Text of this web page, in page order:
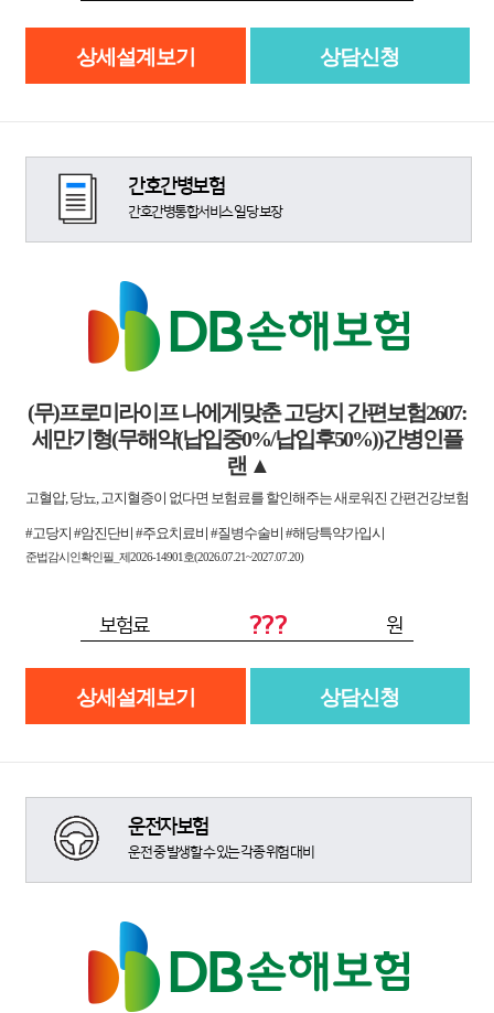
상세설계보기 상담신청
간호간병보험
간호간병통합서비스 일당 보장
(무)프로미라이프 나에게맞춘 고당지 간편보험2607:
세만기형(무해약(납입중0%/납입후50%))간병인플
랜 ▲
고혈압, 당뇨, 고지혈증이 없다면 보험료를 할인해주는 새로워진 간편건강보험
#고당지 #암진단비 #주요치료비 #질병수술비 #해당특약가입시
준법감시인확인필_제2026-14901호(2026.07.21~2027.07.20)
보험료 ??? 원
상세설계보기 상담신청
운전자보험
운전 중 발생할 수 있는 각종 위험 대비